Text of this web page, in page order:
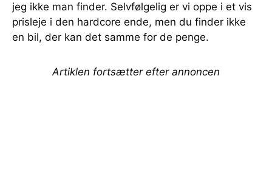
jeg ikke man finder. Selvfølgelig er vi oppe i et vis
prisleje i den hardcore ende, men du finder ikke
en bil, der kan det samme for de penge.
Artiklen fortsætter efter annoncen